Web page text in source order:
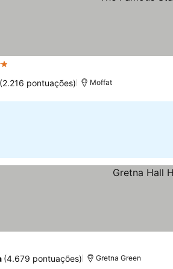
(2.216 pontuações) Moffat
(4.679 pontuações) Gretna Green